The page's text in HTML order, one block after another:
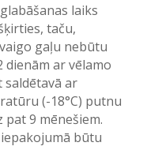
laiks
taču,
gaļu nebūtu
dienām ar vēlamo
saldētavā ar
(-18°C) putnu
9 mēnešiem.
būtu